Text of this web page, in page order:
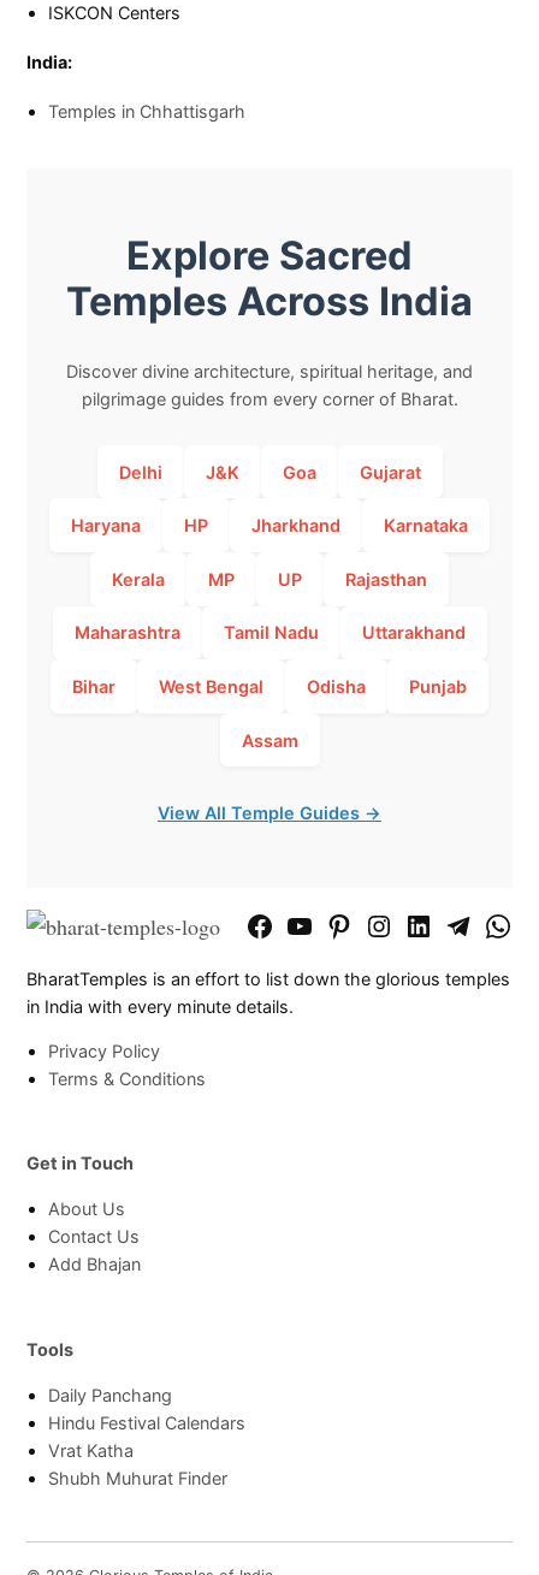
ISKCON Centers
India:
Temples in Chhattisgarh
Explore Sacred
Temples Across India
Discover divine architecture, spiritual heritage, and
pilgrimage guides from every corner of Bharat.
Delhi J&K Goa Gujarat
Haryana HP Jharkhand Karnataka
Kerala MP UP Rajasthan
Maharashtra Tamil Nadu Uttarakhand
Bihar West Bengal Odisha Punjab
Assam
View All Temple Guides →
FacebookYouTubePinterestInstagram
LinkedInTelegram
BharatTemples is an effort to list down the glorious temples
in India with every minute details.
Privacy Policy
Terms & Conditions
Get in Touch
About Us
Contact Us
Add Bhajan
Tools
Daily Panchang
Hindu Festival Calendars
Vrat Katha
Shubh Muhurat Finder